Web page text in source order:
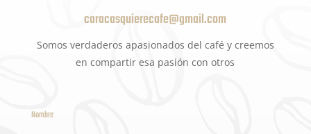
caracasquierecafe@gmail.com
Somos verdaderos apasionados del café y creemos
en compartir esa pasión con otros